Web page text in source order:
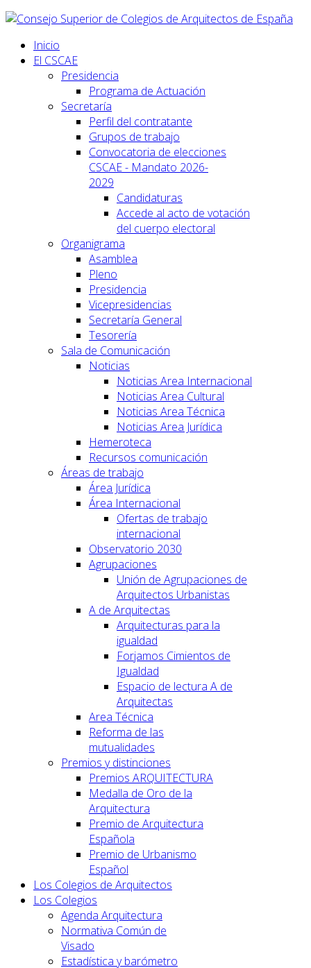
Inicio
El CSCAE
Presidencia
Programa de Actuación
Secretaría
Perfil del contratante
Grupos de trabajo
Convocatoria de elecciones
CSCAE - Mandato 2026-
2029
Candidaturas
Accede al acto de votación
del cuerpo electoral
Organigrama
Asamblea
Pleno
Presidencia
Vicepresidencias
Secretaría General
Tesorería
Sala de Comunicación
Noticias
Noticias Area Internacional
Noticias Area Cultural
Noticias Area Técnica
Noticias Area Jurídica
Hemeroteca
Recursos comunicación
Áreas de trabajo
Área Jurídica
Área Internacional
Ofertas de trabajo
internacional
Observatorio 2030
Agrupaciones
Unión de Agrupaciones de
Arquitectos Urbanistas
A de Arquitectas
Arquitecturas para la
igualdad
Forjamos Cimientos de
Igualdad
Espacio de lectura A de
Arquitectas
Area Técnica
Reforma de las
mutualidades
Premios y distinciones
Premios ARQUITECTURA
Medalla de Oro de la
Arquitectura
Premio de Arquitectura
Española
Premio de Urbanismo
Español
Los Colegios de Arquitectos
Los Colegios
Agenda Arquitectura
Normativa Común de
Visado
Estadística y barómetro